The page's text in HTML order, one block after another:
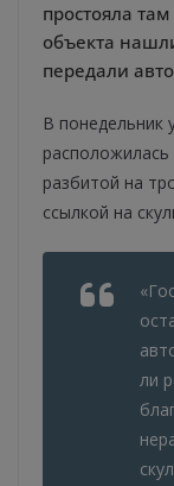
простояла
объекта
передали
В понедельник
разбитой на
ссылкой на
ли